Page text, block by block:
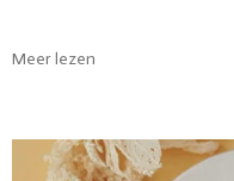
Meer lezen